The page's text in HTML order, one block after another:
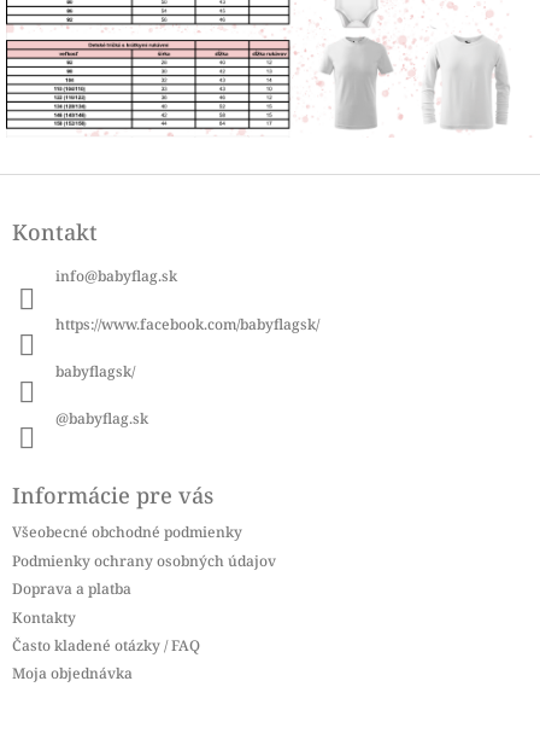
pKontakt
info@babyflag.sk
https://www.facebook.com/babyflagsk/
babyflagsk/
@babyflag.sk
Informácie pre vás
Všeobecné obchodné podmienky
Podmienky ochrany osobných údajov
Doprava a platba
Kontakty
Často kladené otázky / FAQ
Moja objednávka